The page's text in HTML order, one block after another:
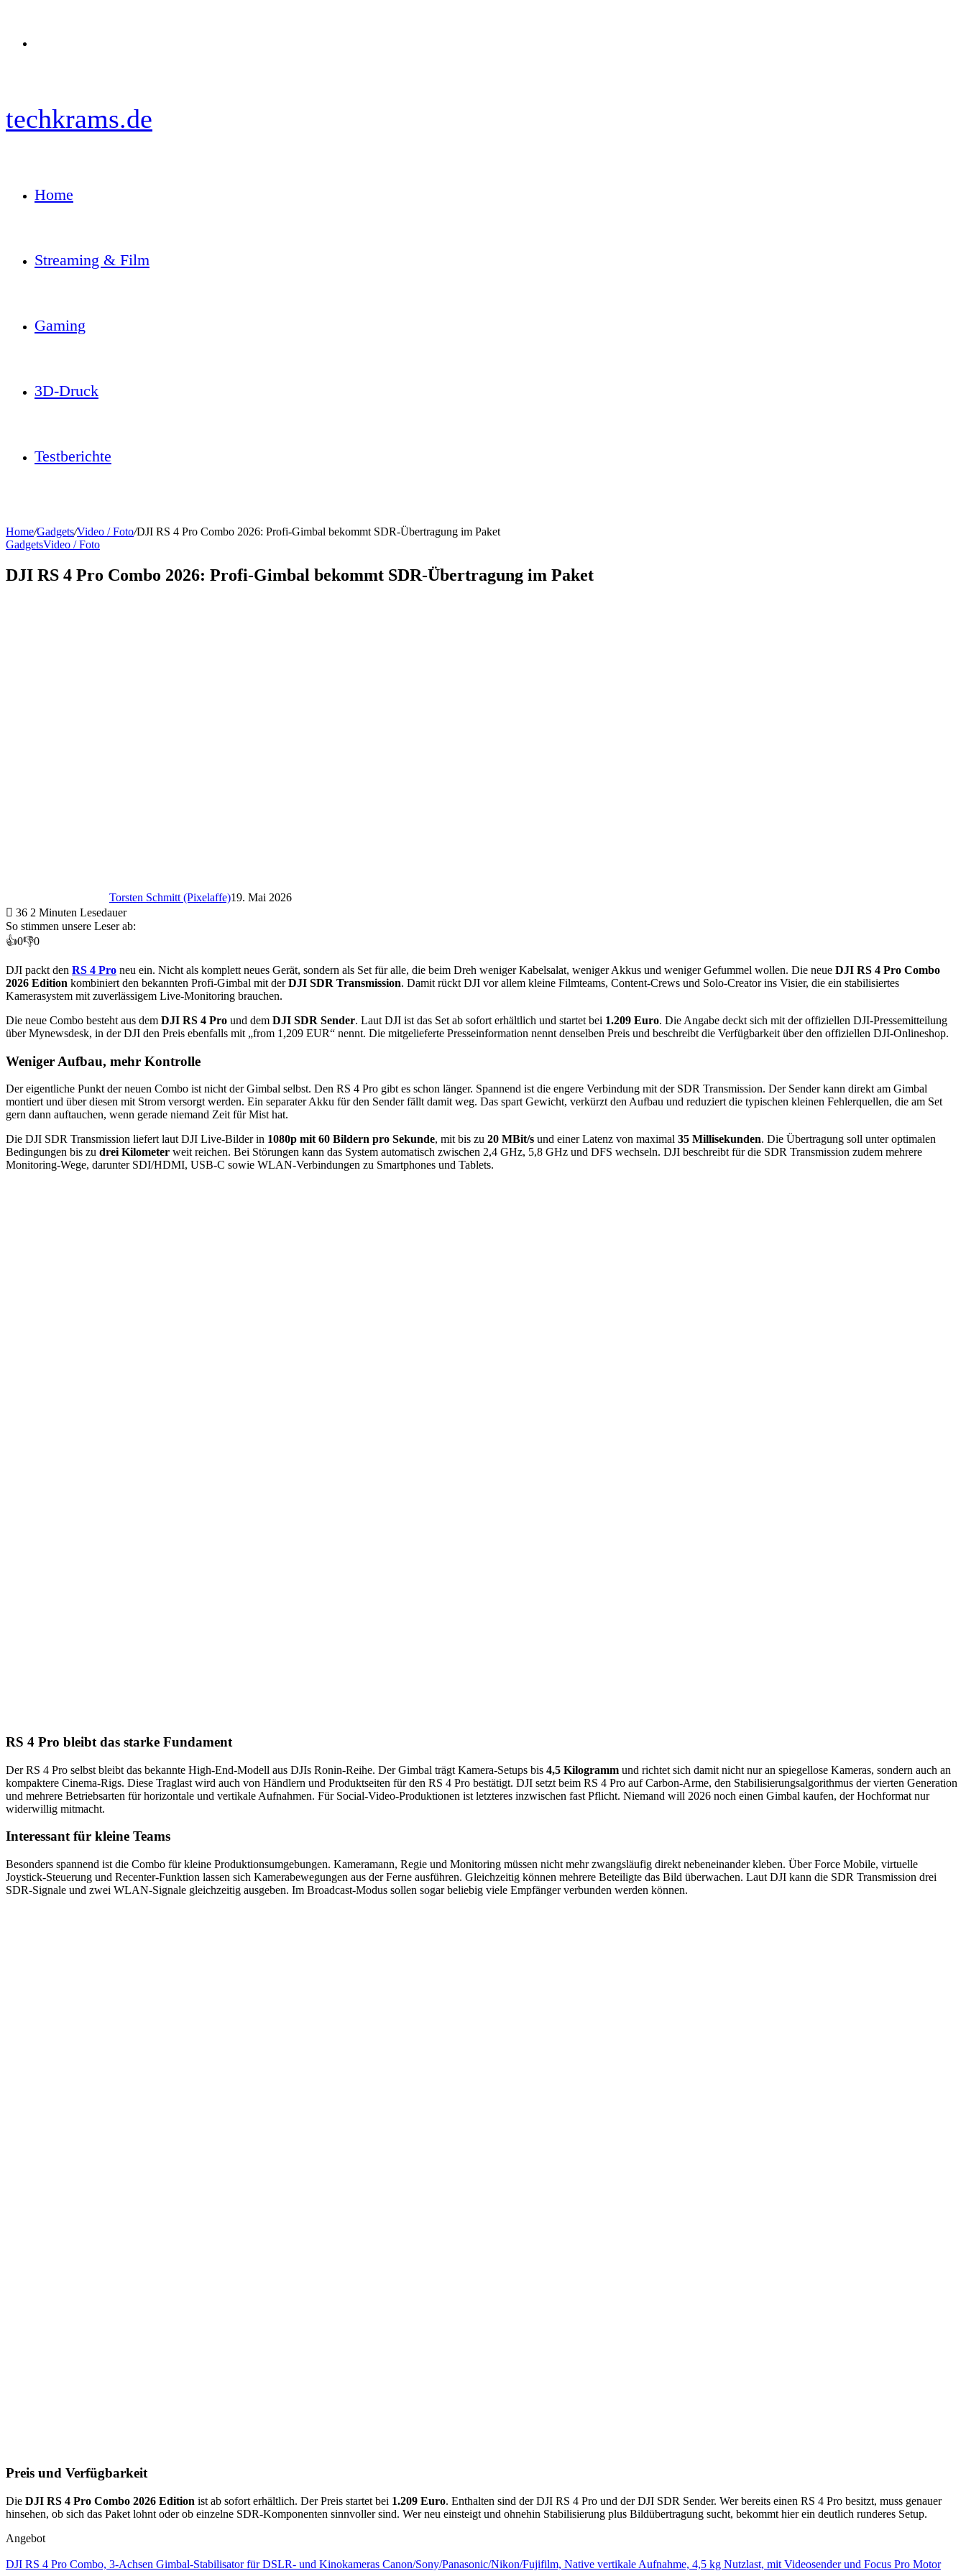
techkrams.de
Home
Streaming & Film
Gaming
3D-Druck
Testberichte
Home/Gadgets/Video / Foto/DJI RS 4 Pro Combo 2026: Profi-Gimbal bekommt SDR-Übertragung im Paket
GadgetsVideo / Foto
DJI RS 4 Pro Combo 2026: Profi-Gimbal bekommt SDR-Übertragung im Paket
Torsten Schmitt (Pixelaffe)19. Mai 2026
36 2 Minuten Lesedauer
So stimmen unsere Leser ab:
👍0👎0
DJI packt den RS 4 Pro neu ein. Nicht als komplett neues Gerät, sondern als Set für alle, die beim Dreh weniger Kabelsalat, weniger Akkus und weniger Gefummel wollen. Die neue DJI RS 4 Pro Combo
2026 Edition kombiniert den bekannten Profi-Gimbal mit derDJI SDR Transmission. Damit rückt DJI vor allem kleine Filmteams, Content-Crews und Solo-Creator ins Visier, die ein stabilisiertes
Kamerasystem mit zuverlässigem Live-Monitoring brauchen.
Die neue Combo besteht aus dem DJI RS 4 Pro und dem DJI SDR Sender. Laut DJI ist das Set ab sofort erhältlich und startet bei 1.209 Euro. Die Angabe deckt sich mit der offiziellen DJI-Pressemitteilung
über Mynewsdesk, in der DJI den Preis ebenfalls mit „from 1,209 EUR“ nennt. Die mitgelieferte Presseinformation nennt denselben Preis und beschreibt die Verfügbarkeit über den offiziellen DJI-Onlineshop.
Weniger Aufbau, mehr Kontrolle
Der eigentliche Punkt der neuen Combo ist nicht der Gimbal selbst. Den RS 4 Pro gibt es schon länger. Spannend ist die engere Verbindung mit der SDR Transmission. Der Sender kann direkt am Gimbal
montiert und über diesen mit Strom versorgt werden. Ein separater Akku für den Sender fällt damit weg. Das spart Gewicht, verkürzt den Aufbau und reduziert die typischen kleinen Fehlerquellen, die am Set
gern dann auftauchen, wenn gerade niemand Zeit für Mist hat.
Die DJI SDR Transmission liefert laut DJI Live-Bilder in 1080p mit 60 Bildern pro Sekunde, mit bis zu 20 MBit/s und einer Latenz von maximal 35 Millisekunden. Die Übertragung soll unter optimalen
Bedingungen bis zu drei Kilometer weit reichen. Bei Störungen kann das System automatisch zwischen 2,4 GHz, 5,8 GHz und DFS wechseln. DJI beschreibt für die SDR Transmission zudem mehrere
Monitoring-Wege, darunter SDI/HDMI, USB-C sowie WLAN-Verbindungen zu Smartphones und Tablets.
RS 4 Pro bleibt das starke Fundament
Der RS 4 Pro selbst bleibt das bekannte High-End-Modell aus DJIs Ronin-Reihe. Der Gimbal trägt Kamera-Setups bis 4,5 Kilogramm und richtet sich damit nicht nur an spiegellose Kameras, sondern auch an
kompaktere Cinema-Rigs. Diese Traglast wird auch von Händlern und Produktseiten für den RS 4 Pro bestätigt. DJI setzt beim RS 4 Pro auf Carbon-Arme, den Stabilisierungsalgorithmus der vierten Generation
und mehrere Betriebsarten für horizontale und vertikale Aufnahmen. Für Social-Video-Produktionen ist letzteres inzwischen fast Pflicht. Niemand will 2026 noch einen Gimbal kaufen, der Hochformat nur
widerwillig mitmacht.
Interessant für kleine Teams
Besonders spannend ist die Combo für kleine Produktionsumgebungen. Kameramann, Regie und Monitoring müssen nicht mehr zwangsläufig direkt nebeneinander kleben. Über Force Mobile, virtuelle
Joystick-Steuerung und Recenter-Funktion lassen sich Kamerabewegungen aus der Ferne ausführen. Gleichzeitig können mehrere Beteiligte das Bild überwachen. Laut DJI kann die SDR Transmission drei
SDR-Signale und zwei WLAN-Signale gleichzeitig ausgeben. Im Broadcast-Modus sollen sogar beliebig viele Empfänger verbunden werden können.
Preis und Verfügbarkeit
Die DJI RS 4 Pro Combo 2026 Edition ist ab sofort erhältlich. Der Preis startet bei 1.209 Euro. Enthalten sind der DJI RS 4 Pro und der DJI SDR Sender. Wer bereits einen RS 4 Pro besitzt, muss genauer
hinsehen, ob sich das Paket lohnt oder ob einzelne SDR-Komponenten sinnvoller sind. Wer neu einsteigt und ohnehin Stabilisierung plus Bildübertragung sucht, bekommt hier ein deutlich runderes Setup.
Angebot
DJI RS 4 Pro Combo, 3-Achsen Gimbal-Stabilisator für DSLR- und Kinokameras Canon/Sony/Panasonic/Nikon/Fujifilm, Native vertikale Aufnahme, 4,5 kg Nutzlast, mit Videosender und Focus Pro Motor